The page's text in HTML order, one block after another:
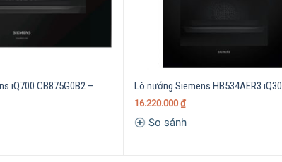
iQ700 CB875G0B2 –
Lò nướng Siemens HB534AER3
16.220.000 ₫
So sánh